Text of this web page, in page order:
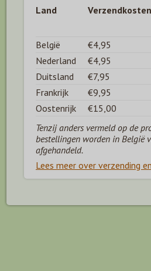
Land Verzendkosten
België
€4,95
Nederland
€4,95
Duitsland
€7,95
Frankrijk
€9,95
Oostenrijk
€15,00
Tenzij anders vermeld op de
bestellingen worden in België
afgehandeld.
Lees meer over verzending